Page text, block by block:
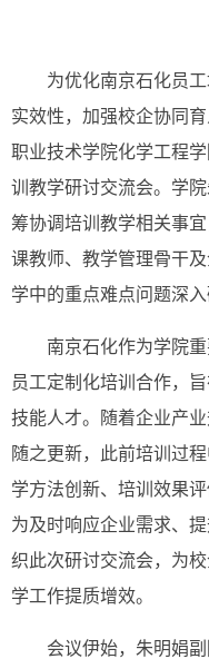
为优化南京石化员
实效性，加强校企协同
职业技术学院化学工程
训教学研讨交流会。学
筹协调培训教学相关事
课教师、教学管理骨干
学中的重点难点问题深
南京石化作为学院
员工定制化培训合作，
技能人才。随着企业产
随之更新，此前培训过
学方法创新、培训效果
为及时响应企业需求、
织此次研讨交流会，为
学工作提质增效。
会议伊始，朱明娟